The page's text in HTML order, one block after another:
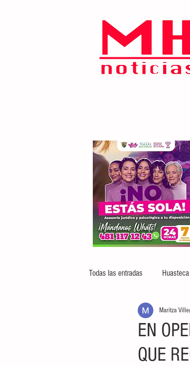
Todas las entradas Huasteca
EN
QUE
Maritza